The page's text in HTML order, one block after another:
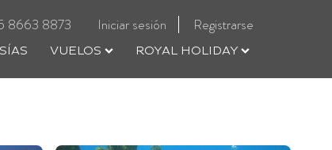
8663 8873 Iniciar sesión Registrarse
VUELOS ROYAL HOLIDAY